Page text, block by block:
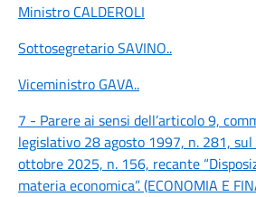
Ministro CALDEROLI
Sottosegretario SAVINO..
Viceministro GAVA..
7 - Parere ai sensi dell’articolo 9,
legislativo 28 agosto 1997, n. 281,
ottobre 2025, n. 156, recante
materia economica”. (ECONOMIA E